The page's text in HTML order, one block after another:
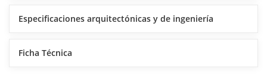
Especificaciones arquitectónicas y de ingeniería
Ficha Técnica